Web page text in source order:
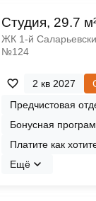
Cтудия, 29.7
ЖК 1‑й
№124
2 кв 2027
Предчистовая
Бонусная
Платите как
Ещё